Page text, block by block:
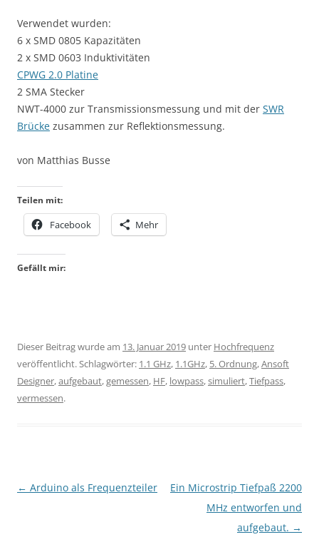
Verwendet wurden:
6 x SMD 0805 Kapazitäten
2 x SMD 0603 Induktivitäten
CPWG 2.0 Platine
2 SMA Stecker
NWT-4000 zur Transmissionsmessung und mit der SWR
Brücke zusammen zur Reflektionsmessung.
von Matthias Busse
Teilen mit:
Facebook Mehr
Gefällt mir:
Dieser Beitrag wurde am 13. Januar 2019 unter Hochfrequenz
veröffentlicht. Schlagwörter: 1.1 GHz, 1.1GHz, 5. Ordnung,Ansoft
Designer,aufgebaut,gemessen, HF, lowpass,simuliert,Tiefpass,
vermessen.
Beitragsnavigation
← Arduino als Frequenzteiler
Ein Microstrip Tiefpaß 2200
MHz entworfen und
aufgebaut. →